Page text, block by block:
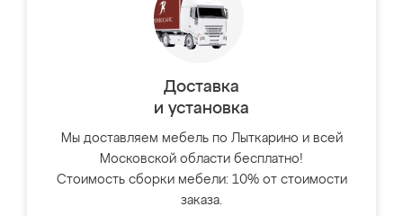
Доставка
и установка
Мы доставляем мебель по Лыткарино и всей
Московской области бесплатно!
Стоимость сборки мебели: 10% от стоимости
заказа.